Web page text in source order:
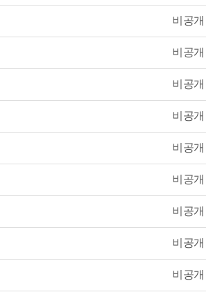
비공개
비공개
비공개
비공개
비공개
비공개
비공개
비공개
비공개